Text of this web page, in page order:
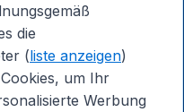
die
(liste anzeigen)
um Ihr
Werbung